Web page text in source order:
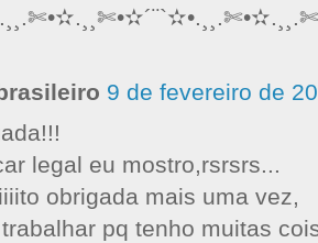
9 de fevereiro de
legal eu mostro,rsrsrs...
obrigada mais uma vez,
pq tenho muitas